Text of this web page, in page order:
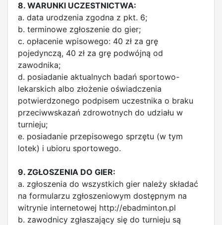
8. WARUNKI UCZESTNICTWA:
a. data urodzenia zgodna z pkt. 6;
b. terminowe zgłoszenie do gier;
c. opłacenie wpisowego: 40 zł za grę
pojedynczą, 40 zł za grę podwójną od
zawodnika;
d. posiadanie aktualnych badań sportowo-
lekarskich albo złożenie oświadczenia
potwierdzonego podpisem uczestnika o braku
przeciwwskazań zdrowotnych do udziału w
turnieju;
e. posiadanie przepisowego sprzętu (w tym
lotek) i ubioru sportowego.
9. ZGŁOSZENIA DO GIER:
a. zgłoszenia do wszystkich gier należy składać
na formularzu zgłoszeniowym dostępnym na
witrynie internetowej http://ebadminton.pl
b. zawodnicy zgłaszający się do turnieju są